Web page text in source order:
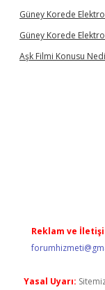
Güney Korede
Güney Korede
Aşk Filmi Konusu
Reklam ve
Yasal Uyarı: